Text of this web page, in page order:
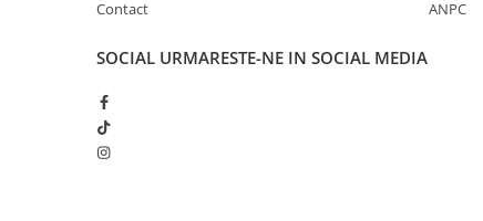
Contact
ANPC
SOCIAL URMARESTE-NE IN SOCIAL MEDIA